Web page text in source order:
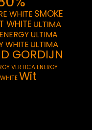
WHITE SMOKE
WHITE ULTIMA
ULTIMA
WHITE ULTIMA
GORDIJN
VERTICA ENERGY
Wit